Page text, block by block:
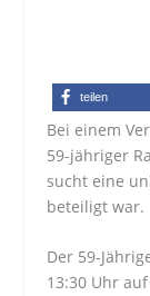
teilen
Bei einem
59-jähriger
sucht eine
beteiligt war.
Der 59-
13:30 Uhr